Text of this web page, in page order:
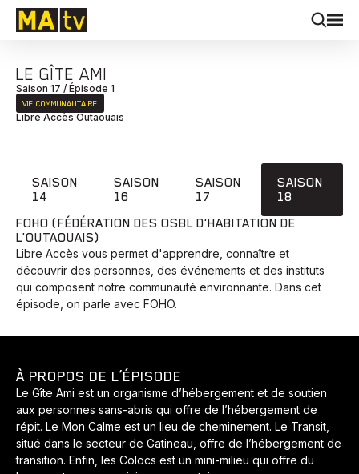
LE GÎTE AMI
Saison 17 / Épisode 1
VIE COMMUNAUTAIRE
Libre Accès Outaouais
SAISON
14
SAISON
16
SAISON
17
SAISON
18
FOHO (FÉDÉRATION DES OSBL D'HABITATION DE
L'OUTAOUAIS)
Libre Accès vous permet d'apprendre, connaître et
découvrir des personnes, des événements et des instituts
qui composent notre communauté environnante. Dans cet
épisode, on parle avec FOHO.
À PROPOS DE L’ÉPISODE
Le Gîte Ami est un organisme d’hébergement et de soutien
aux personnes sans-abris qui offre de l’hébergement de
répit. Le Mon Calme est un lieu de cheminement. Le Transit,
situé dans le secteur de Gatineau, offre de l’hébergement de
transition. Enfin, les Colocs est un mini-milieu qui offre du